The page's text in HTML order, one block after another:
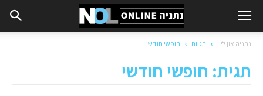
נתניה און ליין תגיות חופשי חודשי
תגית: חופשי חודשי